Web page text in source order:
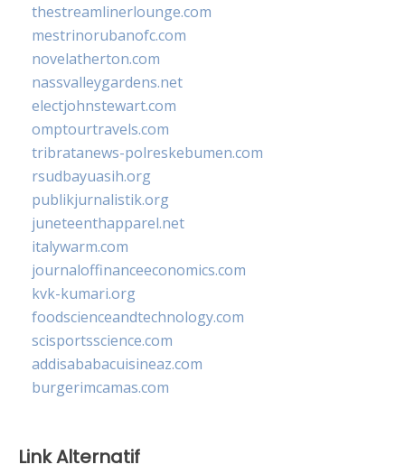
thestreamlinerlounge.com
mestrinorubanofc.com
novelatherton.com
nassvalleygardens.net
electjohnstewart.com
omptourtravels.com
tribratanews-polreskebumen.com
rsudbayuasih.org
publikjurnalistik.org
juneteenthapparel.net
italywarm.com
journaloffinanceeconomics.com
kvk-kumari.org
foodscienceandtechnology.com
scisportsscience.com
addisababacuisineaz.com
burgerimcamas.com
Link Alternatif